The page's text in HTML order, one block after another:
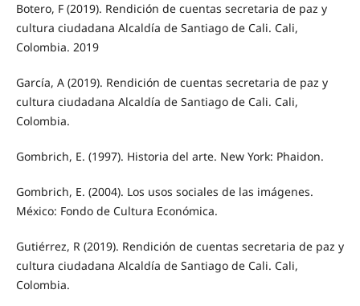
Botero, F (2019). Rendición de cuentas secretaria de paz y
cultura ciudadana Alcaldía de Santiago de Cali. Cali,
Colombia. 2019
García, A (2019). Rendición de cuentas secretaria de paz y
cultura ciudadana Alcaldía de Santiago de Cali. Cali,
Colombia.
Gombrich, E. (1997). Historia del arte. New York: Phaidon.
Gombrich, E. (2004). Los usos sociales de las imágenes.
México: Fondo de Cultura Económica.
Gutiérrez, R (2019). Rendición de cuentas secretaria de paz y
cultura ciudadana Alcaldía de Santiago de Cali. Cali,
Colombia.